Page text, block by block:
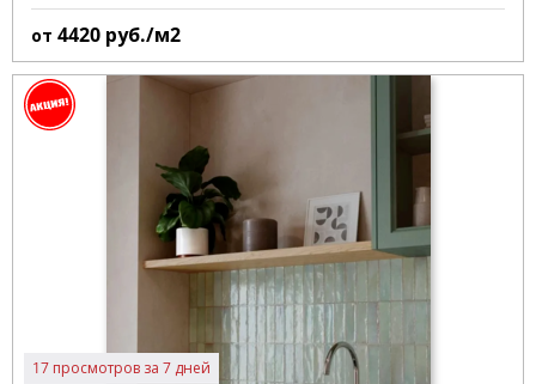
от 4420 руб./м2
17 просмотров за 7 дней